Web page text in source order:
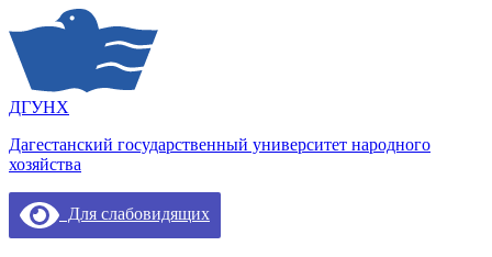
ДГУНХ
Дагестанский государственный университет народного
хозяйства
Для слабовидящих